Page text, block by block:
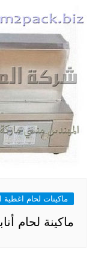
ماكينات لحام
ماكينة لحام